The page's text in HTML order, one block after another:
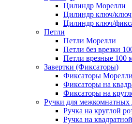
Цилиндр Морелли
Цилиндр ключ/ключ
Цилиндр ключ/
Петли
Петли Морелли
Петли без врезки
Петли врезные 100
Завертки (Фиксаторы)
Фиксаторы Морелли
Фиксаторы на
Фиксаторы на
Ручки для межкомнатных
Ручка на круглой
Ручка на